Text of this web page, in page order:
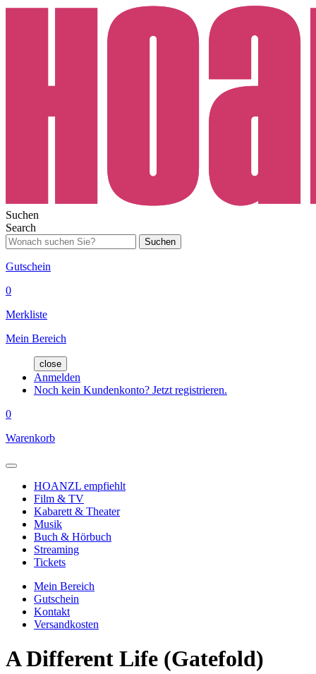
Suchen
Search
Suchen
Gutschein
0
Merkliste
Mein Bereich
close
Anmelden
Noch kein Kundenkonto? Jetzt registrieren.
0
Warenkorb
HOANZL empfiehlt
Film & TV
Kabarett & Theater
Musik
Buch & Hörbuch
Streaming
Tickets
Mein Bereich
Gutschein
Kontakt
Versandkosten
A Different Life (Gatefold)